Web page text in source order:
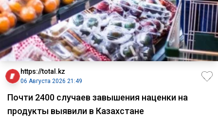
https://total.kz
06 Августа 2026 21:49
Почти 2400 случаев завышения наценки на
продукты выявили в Казахстане